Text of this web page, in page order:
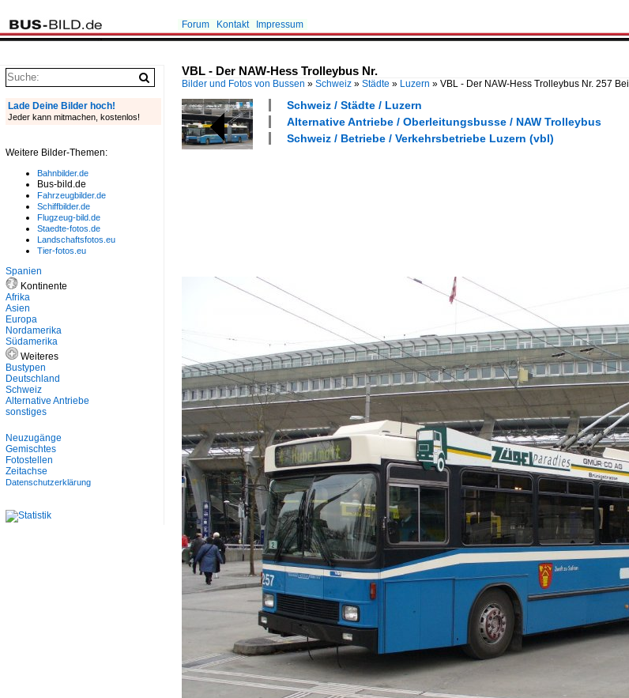
Forum Kontakt Impressum
VBL - Der NAW-Hess Trolleybus Nr.
Bilder und Fotos von Bussen » Schweiz » Städte » Luzern » VBL - Der NAW-Hess Trolleybus Nr. 257 Bei
Schweiz / Städte / Luzern
Alternative Antriebe / Oberleitungsbusse / NAW Trolleybus
Schweiz / Betriebe / Verkehrsbetriebe Luzern (vbl)
Lade Deine Bilder hoch!
Jeder kann mitmachen, kostenlos!
Weitere Bilder-Themen:
Bahnbilder.de
Bus-bild.de
Fahrzeugbilder.de
Schiffbilder.de
Flugzeug-bild.de
Staedte-fotos.de
Landschaftsfotos.eu
Tier-fotos.eu
Spanien
Kontinente
Afrika
Asien
Europa
Nordamerika
Südamerika
Weiteres
Bustypen
Deutschland
Schweiz
Alternative Antriebe
sonstiges
Neuzugänge
Gemischtes
Fotostellen
Zeitachse
Datenschutzerklärung